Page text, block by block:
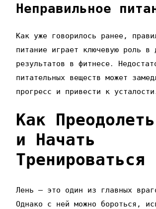
Неправильное
Как уже говорилось ранее‚
питание играет ключевую роль в
результатов в фитнесе․
питательных веществ может
прогресс и привести к
Как
и Начать
Тренироваться
Лень – это один из главных
Однако с ней можно бороться‚